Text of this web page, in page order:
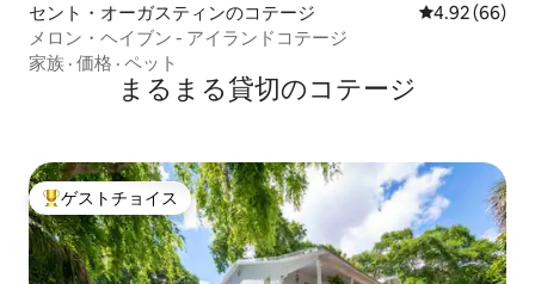
セント・オーガスティンのコテージ レビュー66
4.92 (66)
メロン・ヘイブン - アイランドコテージ
家族 · 価格 · ペット
まるまる貸切のコテージ
大好評のゲストチョイスです。
ゲストチョイス